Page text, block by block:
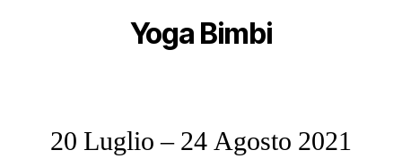
Yoga Bimbi
20 Luglio – 24 Agosto 2021